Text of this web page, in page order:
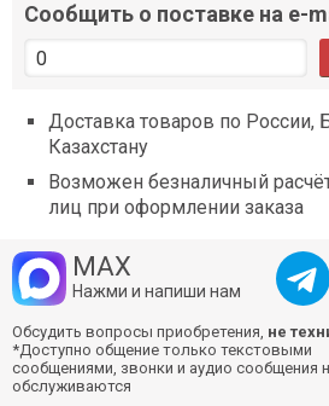
Сообщить о поставке на e-
Доставка товаров по России,
Казахстану
Возможен безналичный
лиц при оформлении заказа
MAX
Нажми и напиши нам
Обсудить вопросы приобретения, не
*Доступно общение только текстовыми
сообщениями, звонки и аудио сообщения
обслуживаются